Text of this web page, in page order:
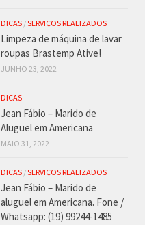
DICAS /SERVIÇOS REALIZADOS
Limpeza de máquina de lavar
roupas Brastemp Ative!
JUNHO 23, 2022
DICAS
Jean Fábio – Marido de
Aluguel em Americana
MAIO 31, 2022
DICAS /SERVIÇOS REALIZADOS
Jean Fábio – Marido de
aluguel em Americana. Fone /
Whatsapp: (19) 99244-1485